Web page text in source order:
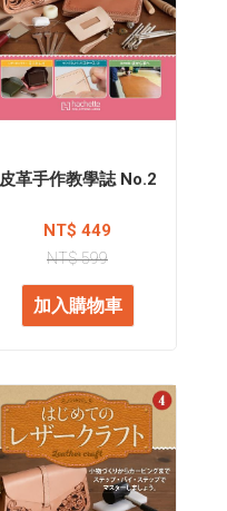
皮革手作教學誌 No.2
NT$ 449
NT$ 599
加入購物車